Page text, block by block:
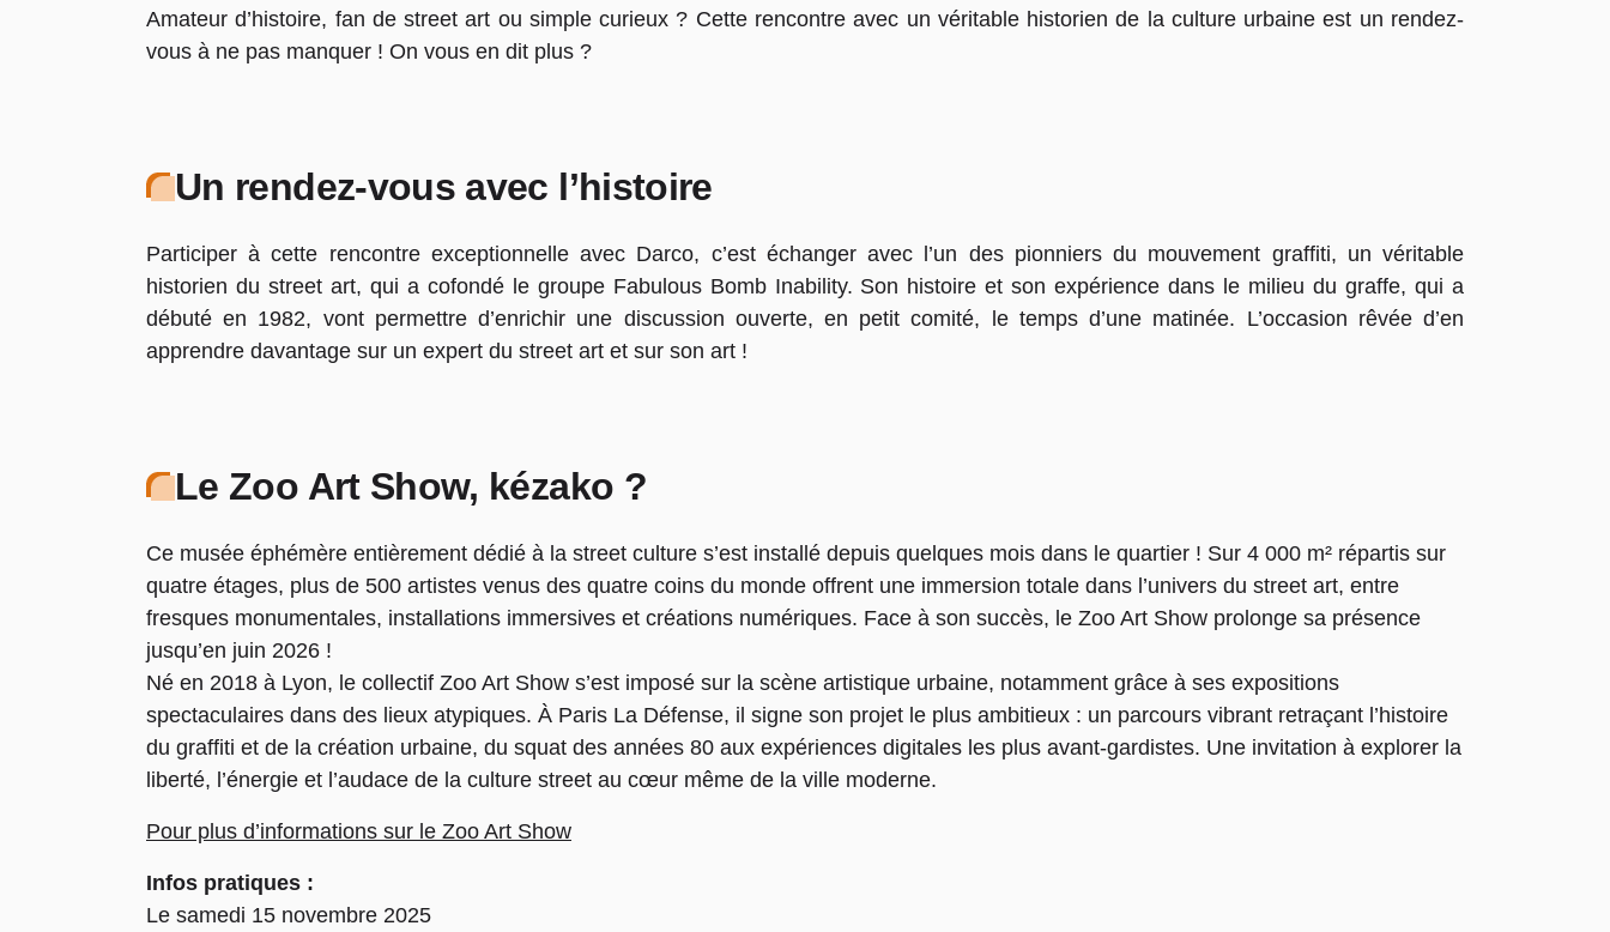
Amateur d’histoire, fan de street art ou simple curieux ? Cette rencontre avec un véritable historien de la culture urbaine est un rendez-
vous à ne pas manquer ! On vous en dit plus ?
Un rendez-vous avec l’histoire
Participer à cette rencontre exceptionnelle avec Darco, c’est échanger avec l’un des pionniers du mouvement graffiti, un véritable
historien du street art, qui a cofondé le groupe Fabulous Bomb Inability. Son histoire et son expérience dans le milieu du graffe, qui a
débuté en 1982, vont permettre d’enrichir une discussion ouverte, en petit comité, le temps d’une matinée. L’occasion rêvée d’en
apprendre davantage sur un expert du street art et sur son art !
Le Zoo Art Show, kézako ?
Ce musée éphémère entièrement dédié à la street culture s’est installé depuis quelques mois dans le quartier ! Sur 4 000 m² répartis sur
quatre étages, plus de 500 artistes venus des quatre coins du monde offrent une immersion totale dans l’univers du street art, entre
fresques monumentales, installations immersives et créations numériques. Face à son succès, le Zoo Art Show prolonge sa présence
jusqu’en juin 2026 !
Né en 2018 à Lyon, le collectif Zoo Art Show s’est imposé sur la scène artistique urbaine, notamment grâce à ses expositions
spectaculaires dans des lieux atypiques. À Paris La Défense, il signe son projet le plus ambitieux : un parcours vibrant retraçant l’histoire
du graffiti et de la création urbaine, du squat des années 80 aux expériences digitales les plus avant-gardistes. Une invitation à explorer la
liberté, l’énergie et l’audace de la culture street au cœur même de la ville moderne.
Pour plus d’informations sur le Zoo Art Show
Infos pratiques :
Le samedi 15 novembre 2025